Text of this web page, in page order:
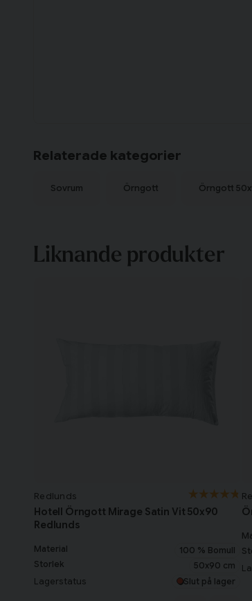
Relaterade kategorier
Sovrum Örngott Örngott
Liknande produkter
Redlunds
Hotell Örngott Mirage Satin Vit 50x90
Redlunds
Material
100 % Bomull
Storlek
50x90 cm
Lagerstatus Slut på lager